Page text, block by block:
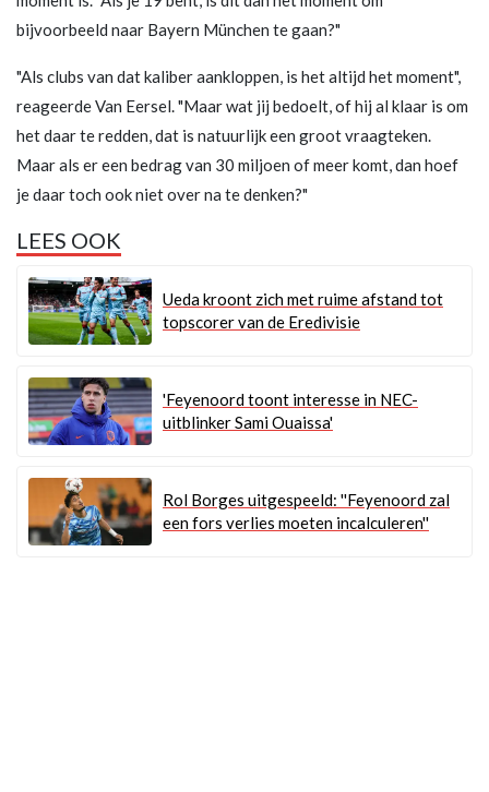
bijvoorbeeld naar Bayern München te gaan?"
"Als clubs van dat kaliber aankloppen, is het altijd het moment",
reageerde Van Eersel. "Maar wat jij bedoelt, of hij al klaar is om
het daar te redden, dat is natuurlijk een groot vraagteken.
Maar als er een bedrag van 30 miljoen of meer komt, dan hoef
je daar toch ook niet over na te denken?"
LEES OOK
Ueda kroont zich met ruime afstand tot
topscorer van de Eredivisie
'Feyenoord toont interesse in NEC-
uitblinker Sami Ouaissa'
Rol Borges uitgespeeld: ''Feyenoord zal
een fors verlies moeten incalculeren''